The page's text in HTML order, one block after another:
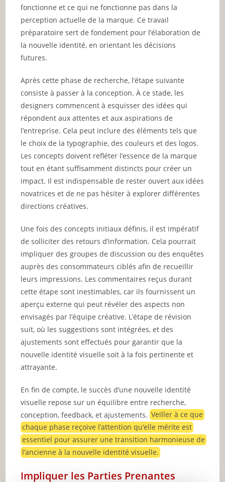
fonctionne et ce qui ne fonctionne pas dans la
perception actuelle de la marque. Ce travail
préparatoire sert de fondement pour l’élaboration de
la nouvelle identité, en orientant les décisions
futures.
Après cette phase de recherche, l’étape suivante
consiste à passer à la conception. À ce stade, les
designers commencent à esquisser des idées qui
répondent aux attentes et aux aspirations de
l’entreprise. Cela peut inclure des éléments tels que
le choix de la typographie, des couleurs et des logos.
Les concepts doivent refléter l’essence de la marque
tout en étant suffisamment distincts pour créer un
impact. Il est indispensable de rester ouvert aux idées
novatrices et de ne pas hésiter à explorer différentes
directions créatives.
Une fois des concepts initiaux définis, il est impératif
de solliciter des retours d’information. Cela pourrait
impliquer des groupes de discussion ou des enquêtes
auprès des consommateurs ciblés afin de recueillir
leurs impressions. Les commentaires reçus durant
cette étape sont inestimables, car ils fournissent un
aperçu externe qui peut révéler des aspects non
envisagés par l’équipe créative. L’étape de révision
suit, où les suggestions sont intégrées, et des
ajustements sont effectués pour garantir que la
nouvelle identité visuelle soit à la fois pertinente et
attrayante.
En fin de compte, le succès d’une nouvelle identité
visuelle repose sur un équilibre entre recherche,
conception, feedback, et ajustements.Veiller à ce que
chaque phase reçoive l’attention qu’elle mérite est
essentiel pour assurer une transition harmonieuse de
l’ancienne à la nouvelle identité visuelle.
Impliquer les Parties Prenantes